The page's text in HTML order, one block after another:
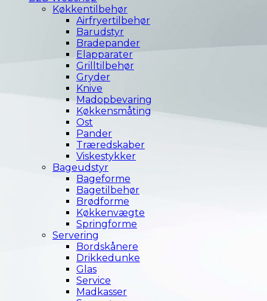
Køkkentilbehør
Airfryertilbehør
Barudstyr
Bradepander
Elapparater
Grilltilbehør
Gryder
Knive
Madopbevaring
Køkkensmåting
Ost
Pander
Træredskaber
Viskestykker
Bageudstyr
Bageforme
Bagetilbehør
Brødforme
Køkkenvægte
Springforme
Servering
Bordskånere
Drikkedunke
Glas
Service
Madkasser